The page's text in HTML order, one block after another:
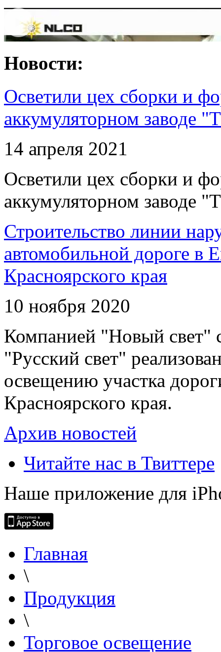
Новости:
Осветили цех сборки и
аккумуляторном заводе
14 апреля 2021
Осветили цех сборки и
аккумуляторном заводе
Строительство линии
автомобильной дороге в
Красноярского края
10 ноября 2020
Компанией "Новый свет"
"Русский свет"
освещению участка
Красноярского края.
Архив новостей
Читайте нас в Твиттере
Наше приложение для
Главная
\
Продукция
\
Торговое освещение